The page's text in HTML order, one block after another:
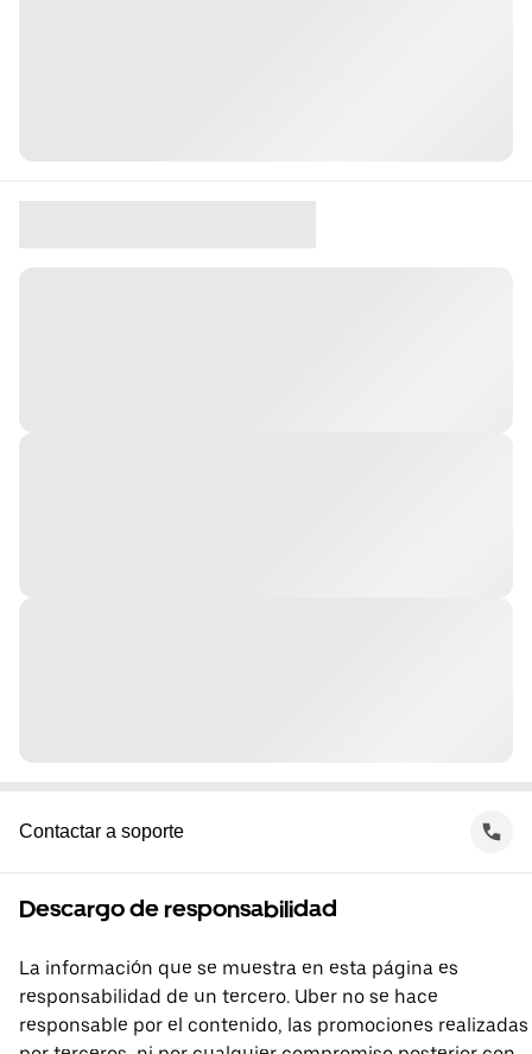
Contactar a soporte
Descargo de responsabilidad
La información que se muestra en esta página es
responsabilidad de un tercero. Uber no se hace
responsable por el contenido, las promociones realizadas